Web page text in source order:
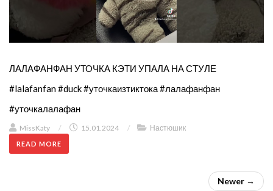
ЛАЛАФАНФАН УТОЧКА КЭТИ УПАЛА НА СТУЛЕ
#lalafanfan #duck #уточкаизтиктока #лалафанфан
#уточкалалафан
MissKaty / 15.01.2024 / Настюшик
READ MORE
Newer →